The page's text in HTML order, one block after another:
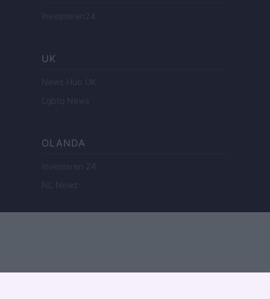
Investieren24
UK
News Hub UK
Lgbtq News
OLANDA
Investeren 24
NL Newz